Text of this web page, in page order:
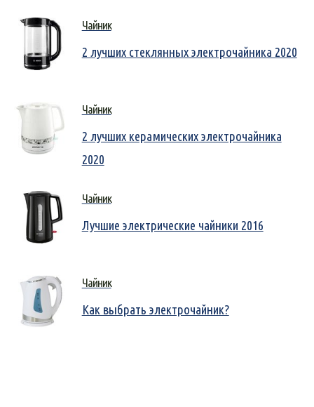
Чайник
2 лучших стеклянных электрочайника 2020
Чайник
2 лучших керамических электрочайника
2020
Чайник
Лучшие электрические чайники 2016
Чайник
Как выбрать электрочайник?